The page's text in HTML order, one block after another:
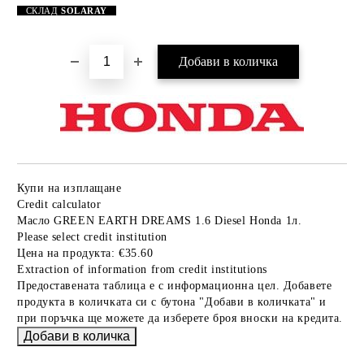
СКЛАДSOLARAY
Купи на изплащане
Credit calculator
Масло GREEN EARTH DREAMS 1.6 Diesel Honda 1л.
Please select credit institution
Цена на продукта: €35.60
Extraction of information from credit institutions
Предоставената таблица е с информационна цел. Добавете
продукта в количката си с бутона "Добави в количката" и
при поръчка ще можете да изберете броя вноски на кредита.